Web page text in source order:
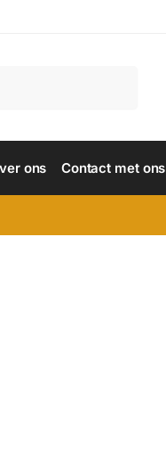
ons Contact met ons